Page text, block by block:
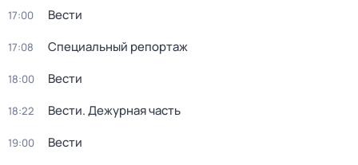
17:00 Вести
17:08 Специальный репортаж
18:00 Вести
18:22 Вести. Дежурная часть
19:00 Вести